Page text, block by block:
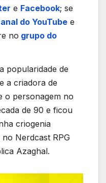
e Facebook; se
do YouTube e
no grupo do
popularidade de
a criadora de
o personagem no
de 90 e ficou
criogenia
Nerdcast RPG
Azaghal.